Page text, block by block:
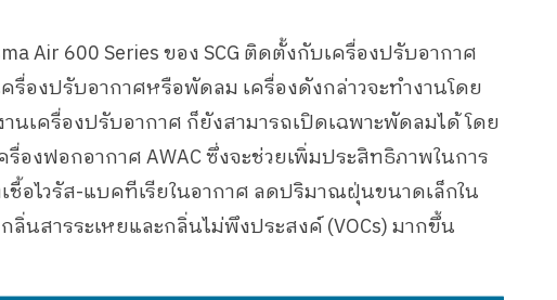
Air 600 Series ของ SCG ติดตั้งกับเครื่องปรับอากาศ
รื่องปรับอากาศหรือพัดลม เครื่องดังกล่าวจะทำงานโดย
นเครื่องปรับอากาศ ก็ยังสามารถเปิดเฉพาะพัดลมได้ โดย
รื่องฟอกอากาศ AWAC ซึ่งจะช่วยเพิ่มประสิทธิภาพในการ
ชื้อไวรัส-แบคทีเรียในอากาศ ลดปริมาณฝุ่นขนาดเล็กใน
ลิ่นสารระเหยและกลิ่นไม่พึงประสงค์ (VOCs) มากขึ้น